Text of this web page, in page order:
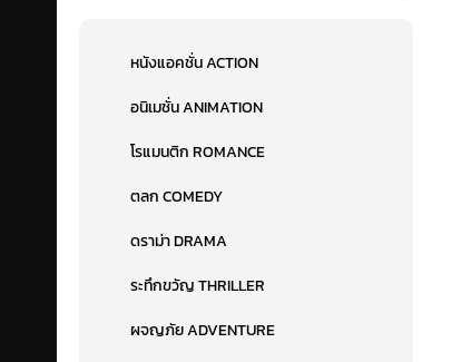
หนังแอคชั่น ACTION
อนิเมชั่น ANIMATION
โรแมนติก ROMANCE
ตลก COMEDY
ดราม่า DRAMA
ระทึกขวัญ THRILLER
ผจญภัย ADVENTURE